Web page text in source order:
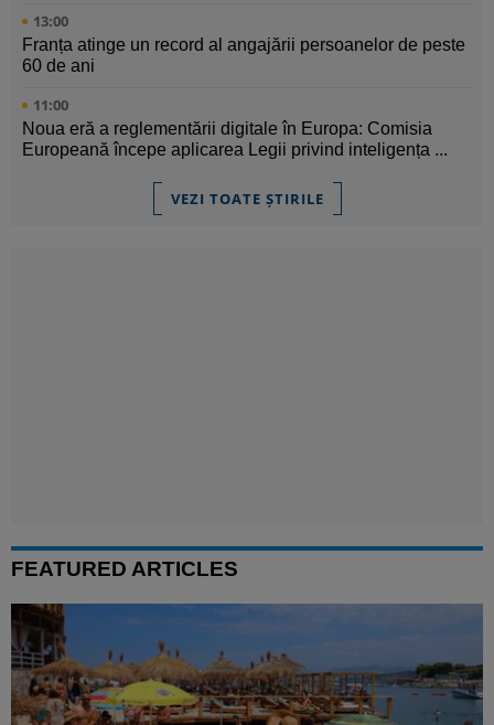
13:00
Franța atinge un record al angajării persoanelor de peste
60 de ani
11:00
Noua eră a reglementării digitale în Europa: Comisia
Europeană începe aplicarea Legii privind inteligența ...
VEZI TOATE ȘTIRILE
FEATURED ARTICLES